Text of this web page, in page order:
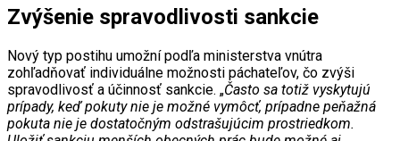
Zvýšenie spravodlivosti sankcie
Nový typ postihu umožní podľa ministerstva vnútra
zohľadňovať individuálne možnosti páchateľov, čo zvýši
spravodlivosť a účinnosť sankcie. „Často sa totiž vyskytujú
prípady, keď pokuty nie je možné vymôcť, prípadne peňažná
pokuta nie je dostatočným odstrašujúcim prostriedkom.